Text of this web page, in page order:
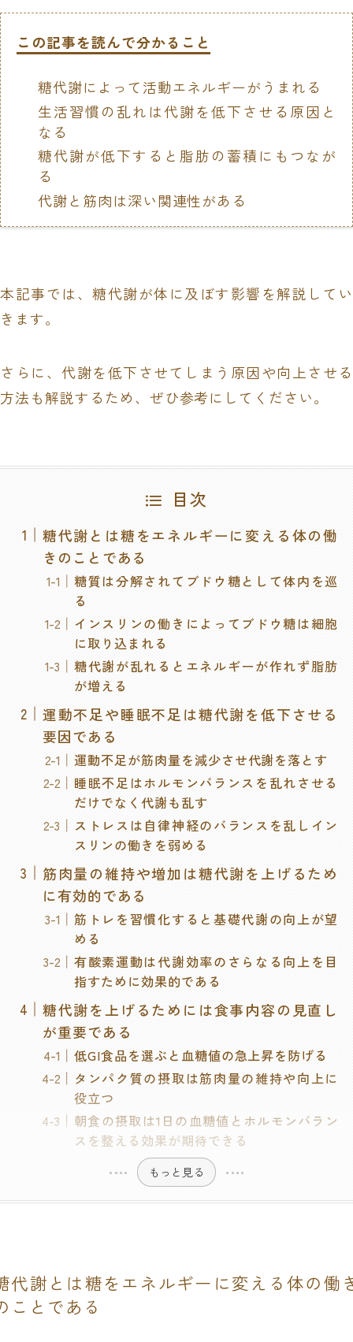
この記事を読んで分かること
糖代謝によって活動エネルギーがうまれる
生活習慣の乱れは代謝を低下させる原因と
なる
糖代謝が低下すると脂肪の蓄積にもつなが
る
代謝と筋肉は深い関連性がある
本記事では、糖代謝が体に及ぼす影響を解説してい
きます。
さらに、代謝を低下させてしまう原因や向上させる
方法も解説するため、ぜひ参考にしてください。
目次
糖代謝とは糖をエネルギーに変える体の働
きのことである
糖質は分解されてブドウ糖として体内を巡
る
インスリンの働きによってブドウ糖は細胞
に取り込まれる
糖代謝が乱れるとエネルギーが作れず脂肪
が増える
運動不足や睡眠不足は糖代謝を低下させる
要因である
運動不足が筋肉量を減少させ代謝を落とす
睡眠不足はホルモンバランスを乱れさせる
だけでなく代謝も乱す
ストレスは自律神経のバランスを乱しイン
スリンの働きを弱める
筋肉量の維持や増加は糖代謝を上げるため
に有効的である
筋トレを習慣化すると基礎代謝の向上が望
める
有酸素運動は代謝効率のさらなる向上を目
指すために効果的である
糖代謝を上げるためには食事内容の見直し
が重要である
低GI食品を選ぶと血糖値の急上昇を防げる
タンパク質の摂取は筋肉量の維持や向上に
役立つ
朝食の摂取は1日の血糖値とホルモンバラン
スを整える効果が期待できる
もっと見る
代謝とは糖をエネルギーに変える体の働
ことである